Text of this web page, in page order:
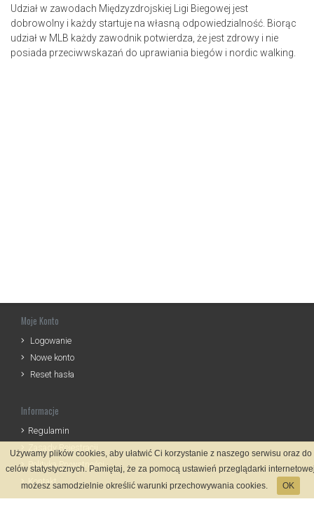
Udział w zawodach Międzyzdrojskiej Ligi Biegowej jest
dobrowolny i każdy startuje na własną odpowiedzialność. Biorąc
udział w MLB każdy zawodnik potwierdza, że jest zdrowy i nie
posiada przeciwwskazań do uprawiania biegów i nordic walking.
Moje Konto
Logowanie
Nowe konto
Reset hasła
Informacje
Regulamin
Zasady Rejestracji
Polityka Prywatności
Kontakt
Używamy plików cookies, aby ułatwić Ci korzystanie z naszego serwisu oraz do
celów statystycznych. Pamiętaj, że za pomocą ustawień przeglądarki
możesz samodzielnie określić warunki przechowywania cookies.
OK